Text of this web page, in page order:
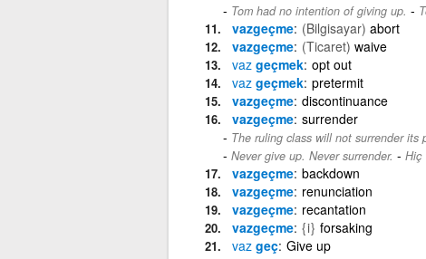
Tom had no intention of giving up. -
vazgeçme (Bilgisayar) abort
vazgeçme (Ticaret) waive
vazgeçmek opt out
vazgeçmek pretermit
vazgeçme discontinuance
vazgeçme surrender
The ruling class will not surrender its
Never give up. Never surrender. - Hiç
vazgeçme backdown
vazgeçme renunciation
vazgeçme recantation
vazgeçme {i} forsaking
vazgeç Give up